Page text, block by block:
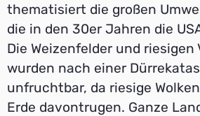
thematisiert die großen
die in den 30er Jahren die
Die Weizenfelder und riesigen
wurden nach einer
unfruchtbar, da riesige
Erde davontrugen. Ganze